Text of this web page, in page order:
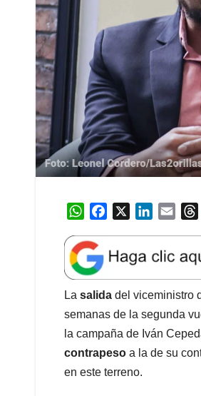
W
a
t
s
A
p
p
e
b
o
o
k
k
e
d
I
n
l
La salida del viceministro
semanas de la segunda
la campaña de Iván
contrapeso a la de su
en este terreno.